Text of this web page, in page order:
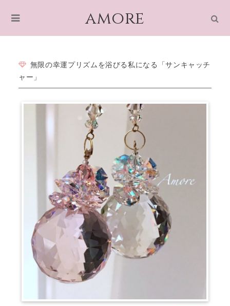
amore
無限の幸運プリズムを浴びる私になる「サンキャッチ
ャー」